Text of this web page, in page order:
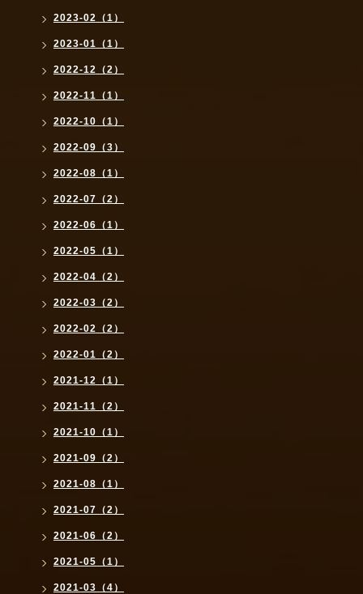
2023-02（1）
2023-01（1）
2022-12（2）
2022-11（1）
2022-10（1）
2022-09（3）
2022-08（1）
2022-07（2）
2022-06（1）
2022-05（1）
2022-04（2）
2022-03（2）
2022-02（2）
2022-01（2）
2021-12（1）
2021-11（2）
2021-10（1）
2021-09（2）
2021-08（1）
2021-07（2）
2021-06（2）
2021-05（1）
2021-03（4）